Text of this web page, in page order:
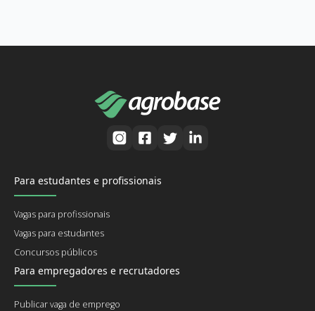
Para estudantes e profissionais
Vagas para profissionais
Vagas para estudantes
Concursos públicos
Para empregadores e recrutadores
Publicar vaga de emprego